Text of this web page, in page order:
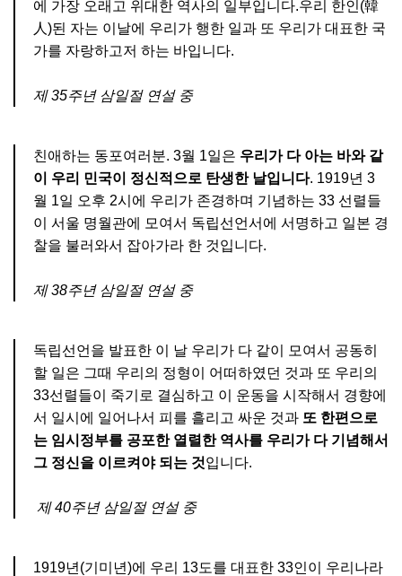
에 가장 오래고 위대한 역사의 일부입니다.우리 한인(韓
人)된 자는 이날에 우리가 행한 일과 또 우리가 대표한 국
가를 자랑하고저 하는 바입니다.
제 35주년 삼일절 연설 중
친애하는 동포여러분. 3월 1일은 우리가 다 아는 바와 같
이 우리 민국이 정신적으로 탄생한 날입니다. 1919년 3
월 1일 오후 2시에 우리가 존경하며 기념하는 33 선렬들
이 서울 명월관에 모여서 독립선언서에 서명하고 일본 경
찰을 불러와서 잡아가라 한 것입니다.
제 38주년 삼일절 연설 중
독립선언을 발표한 이 날 우리가 다 같이 모여서 공동히
할 일은 그때 우리의 정형이 어떠하였던 것과 또 우리의
33선렬들이 죽기로 결심하고 이 운동을 시작해서 경향에
서 일시에 일어나서 피를 흘리고 싸운 것과 또 한편으로
는 임시정부를 공포한 열렬한 역사를 우리가 다 기념해서
그 정신을 이르켜야 되는 것입니다.
제 40주년 삼일절 연설 중
1919년(기미년)에 우리 13도를 대표한 33인이 우리나라